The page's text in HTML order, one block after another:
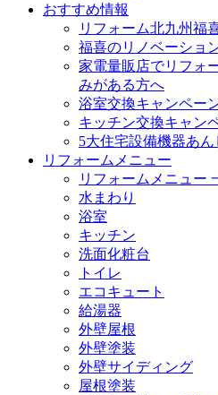
おすすめ情報
リフォーム北九州福
福喜のリノベーショ
家電量販店でリフォ
みがある方へ
浴室交換キャンペー
キッチン交換キャン
5大住宅設備機器あん
リフォームメニュー
リフォームメニュー
水まわり
浴室
キッチン
洗面化粧台
トイレ
エコキュート
給湯器
外壁屋根
外壁塗装
外壁サイディング
屋根塗装